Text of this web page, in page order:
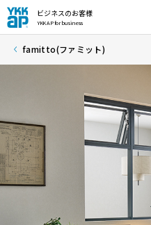
ビジネスのお客様
YKK AP for business
famitto(ファミット)